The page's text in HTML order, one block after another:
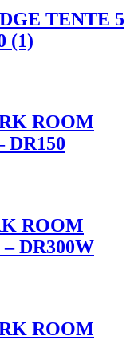
TENTE 5
(1)
ROOM
DR150
ROOM
– DR300W
ROOM